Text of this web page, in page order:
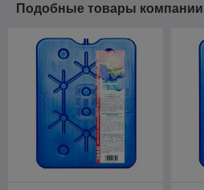
Подобные товары компании